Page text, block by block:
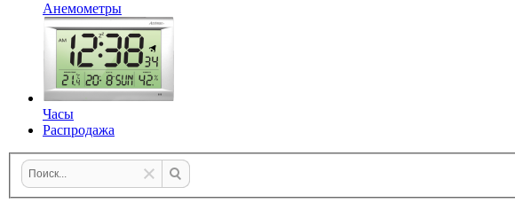
Анемометры
Часы
Распродажа